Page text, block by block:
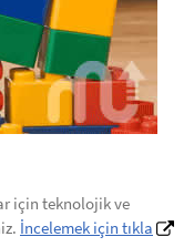
için teknolojik ve
İncelemek için tıkla